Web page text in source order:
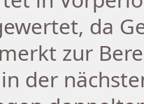
da
zur
der